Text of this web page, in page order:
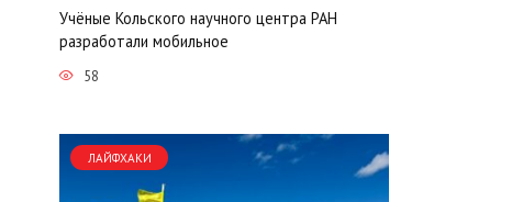
Учёные Кольского научного центра РАН
разработали мобильное
58
ЛАЙФХАКИ